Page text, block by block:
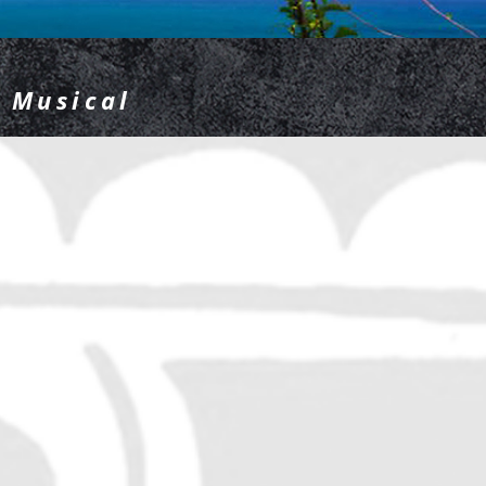
Musical